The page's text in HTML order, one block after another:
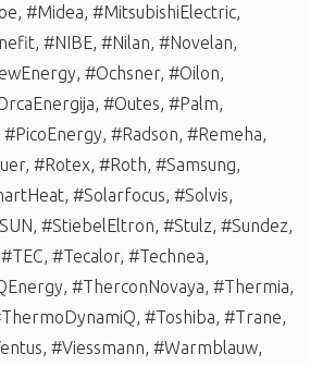
, #Midea, #MitsubishiElectric,
, #NIBE, #Nilan, #Novelan,
, #Ochsner, #Oilon,
, #Outes, #Palm,
#PicoEnergy, #Radson, #Remeha,
, #Rotex, #Roth, #Samsung,
, #Solarfocus, #Solvis,
, #StiebelEltron, #Stulz, #Sundez,
#TEC, #Tecalor, #Technea,
, #TherconNovaya, #Thermia,
, #Toshiba, #Trane,
, #Viessmann, #Warmblauw,